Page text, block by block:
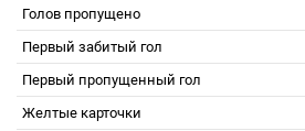
Голов пропущено
Первый забитый гол
Первый пропущенный гол
Желтые карточки